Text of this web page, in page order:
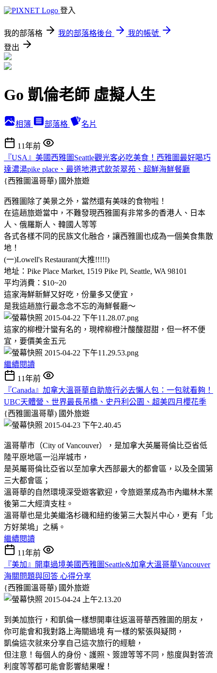
登入
我的部落格 我的部落格後台
我的帳號
登出
Go 凱倫老師 虛擬人生
相簿 部落格 名片
11年前
『USA』美國西雅圖Seattle觀光客必吃美食！西雅圖最好喝巧
達濃湯pike place、最道地港式飲茶翠苑、超鮮海鮮餐廳
{西雅圖溫哥華) 國外旅遊
西雅圖除了美景之外，當然還有美味的食物啦！
在這趟旅遊當中，不難發現西雅圖有非常多的香港人、日本
人、俄羅斯人、韓國人等等
各式各樣不同的民族文化融合，讓西雅圖也成為一個美食集散
地！
(一)Lowell's Restaurant(大推!!!!!)
地址：Pike Place Market, 1519 Pike Pl, Seattle, WA 98101
平均消費：$10~20
這家海鮮新鮮又好吃，份量多又便宜，
是我這趟旅行最念念不忘的海鮮餐廳～
這家的柳橙汁蠻有名的，現榨柳橙汁酸酸甜甜，但一杯不便
宜，要價美金五元
繼續閱讀
11年前
『Canada』加拿大溫哥華自助旅行必去懶人包：一包就看夠！
UBC天體營、世界最長吊橋、史丹利公園、超美四月櫻花季
{西雅圖溫哥華) 國外旅遊
溫哥華市（City of Vancouver），是加拿大英屬哥倫比亞省低
陸平原地區一沿岸城市，
是英屬哥倫比亞省以至加拿大西部最大的都會區，以及全國第
三大都會區；
溫哥華的自然環境深受遊客歡迎，令旅遊業成為市內繼林木業
後第二大經濟支柱。
溫哥華也是北美繼洛杉磯和紐約後第三大製片中心，更有「北
方好萊塢」之稱。
繼續閱讀
11年前
『美加』開車過境美國西雅圖Seattle&加拿大溫哥華Vancouver
海關問題與回答 心得分享
{西雅圖溫哥華) 國外旅遊
到美加旅行，和凱倫一樣想開車往返溫哥華西雅圖的朋友，
你可能會和我對路上海關過境 有一樣的緊張與疑問，
凱倫這次就來分享自己這次旅行的經驗，
但注意！每個人的身份、護照、簽證等等不同，態度與對答流
利度等等都可能會影響結果喔！